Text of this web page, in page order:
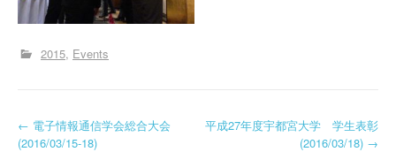
2015 Events
投
← 電子情報通信学会総合大会
(2016/03/15-18)
平成27年度宇都宮大学 学生表彰
(2016/03/18) →